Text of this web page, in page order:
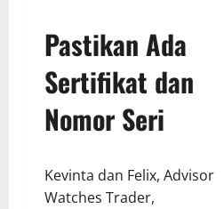
Pastikan Ada
Sertifikat dan
Nomor Seri
Kevinta dan Felix, Advisor
Watches Trader,